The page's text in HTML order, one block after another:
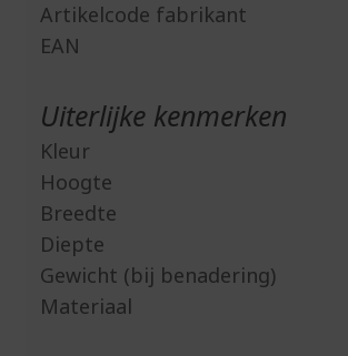
Artikelcode fabrikant
EAN
Uiterlijke kenmerken
Kleur
Hoogte
Breedte
Diepte
Gewicht (bij benadering)
Materiaal